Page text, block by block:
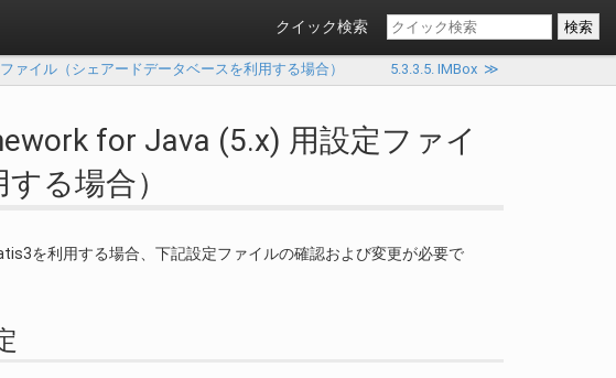
クイック検索
ァイル（シェアードデータベースを利用する場合） 5.3.3.5. IMBox≫
for Java (5.x) 用設定ファイ
る場合）
を利用する場合、下記設定ファイルの確認および変更が必要で